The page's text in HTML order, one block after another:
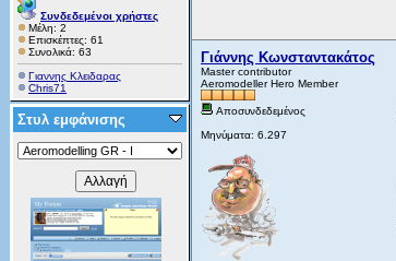
Συνδεδεμένοι χρήστες
Μέλη: 2
Επισκέπτες: 61
Συνολικά: 63
Γιαννης Κλειδαρας
Chris71
Στυλ εμφάνισης
Γιάννης Κωνσταντακάτος
Master contributor
Aeromodeller Hero Member
Αποσυνδεδεμένος
Μηνύματα: 6.297